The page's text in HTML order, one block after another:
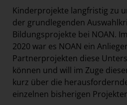
Kinderprojekte langfristig zu
der grundlegenden
Bildungsprojekte bei NOAN.
2020 war es NOAN ein
Partnerprojekten diese
können und will im Zuge
kurz über die
einzelnen bisherigen